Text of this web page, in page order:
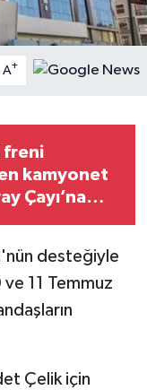
A+
freni
kamyonet
Çayı’na
desteğiyle
11 Temmuz
Çelik için